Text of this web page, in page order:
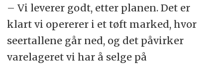
– Vi leverer godt, etter planen. Det er
klart vi opererer i et tøft marked, hvor
seertallene går ned, og det påvirker
varelageret vi har å selge på